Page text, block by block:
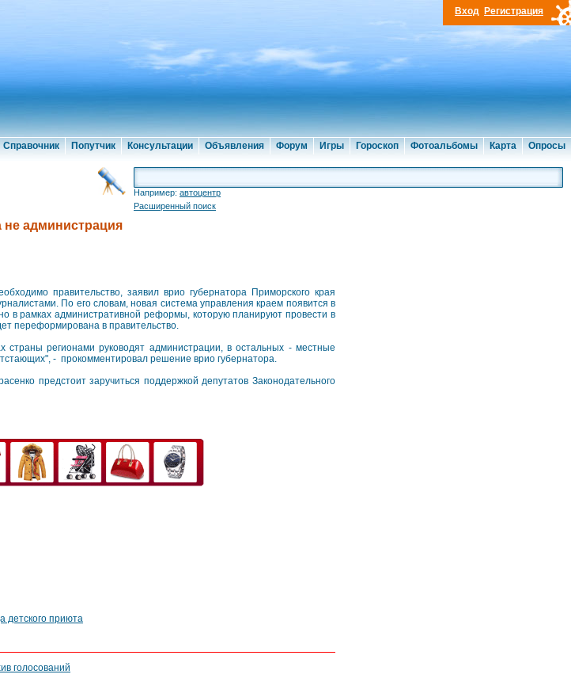
Справочник Попутчик Консультации Объявления Форум Игры Гороскоп Фотоальбомы Карта Опросы
Вход Регистрация
Например: автоцентр
Расширенный поиск
не администрация
правительство, заявил врио губернатора Приморского края
По его словам, новая система управления краем появится в
в рамках административной реформы, которую планируют провести в
переформирована в правительство.
страны регионами руководят администрации, в остальных - местные
- прокомментировал решение врио губернатора.
предстоит заручиться поддержкой депутатов Законодательного
детского приюта
голосований